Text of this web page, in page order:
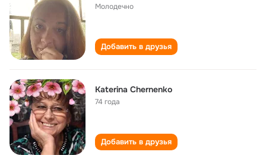
Молодечно
Добавить в друзья
Katerina Chernenko
74 года
Добавить в друзья